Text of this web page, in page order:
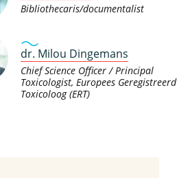
Bibliothecaris/documentalist
dr. Milou Dingemans
Chief Science Officer / Principal
Toxicologist, Europees Geregistreerd
Toxicoloog (ERT)